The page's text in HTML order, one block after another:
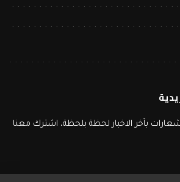
بآخر الاخبار لحظة بلحظة، اشترك معنا